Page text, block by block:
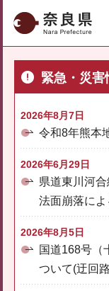
奈良県
緊急・災害
2026年8月7日
令和8年熊本
2026年6月29日
県道東川河
法面崩落に
2026年8月5日
国道168号（
ついて(迂回